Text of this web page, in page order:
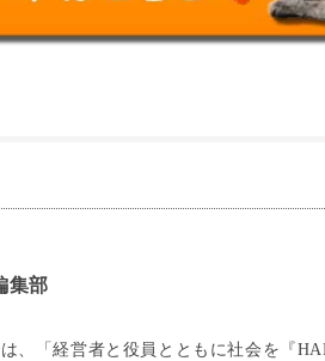
集部
、「経営者と役員とともに社会を『